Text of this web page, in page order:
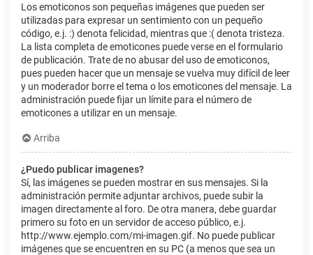
Los emoticonos son pequeñas imágenes que pueden ser
utilizadas para expresar un sentimiento con un pequeño
código, e.j. :) denota felicidad, mientras que :( denota tristeza.
La lista completa de emoticones puede verse en el formulario
de publicación. Trate de no abusar del uso de emoticonos,
pues pueden hacer que un mensaje se vuelva muy difícil de leer
y un moderador borre el tema o los emoticones del mensaje. La
administración puede fijar un límite para el número de
emoticones a utilizar en un mensaje.
Arriba
¿Puedo publicar imagenes?
Sí, las imágenes se pueden mostrar en sus mensajes. Si la
administración permite adjuntar archivos, puede subir la
imagen directamente al foro. De otra manera, debe guardar
primero su foto en un servidor de acceso público, e.j.
http://www.ejemplo.com/mi-imagen.gif. No puede publicar
imágenes que se encuentren en su PC (a menos que sea un